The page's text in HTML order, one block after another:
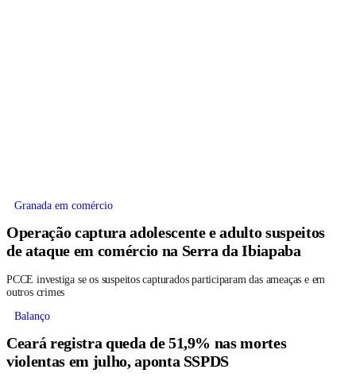
Granada em comércio
Operação captura adolescente e adulto suspeitos
de ataque em comércio na Serra da Ibiapaba
PCCE investiga se os suspeitos capturados participaram das ameaças e em
outros crimes
Balanço
Ceará registra queda de 51,9% nas mortes
violentas em julho, aponta SSPDS